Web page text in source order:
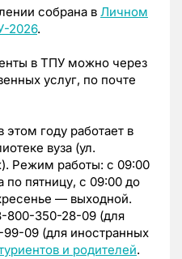
собрана в Личном
2026.
в ТПУ можно через
услуг, по почте
году работает в
вуза (ул.
Режим работы: с 09:00
по пятницу, с 09:00 до
— выходной.
800-350-28-09 (для
09 (для иностранных
и родителей.